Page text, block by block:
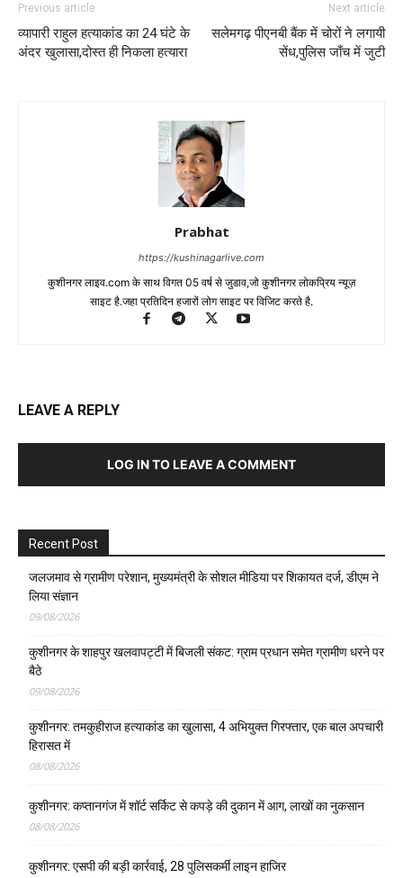
Previous article
व्यापारी राहुल हत्याकांड का 24 घंटे के
अंदर खुलासा,दोस्त ही निकला हत्यारा
Next article
सलेमगढ़ पीएनबी बैंक में चोरों ने लगायी
सेंध,पुलिस जाँच में जुटी
Prabhat
https://kushinagarlive.com
कुशीनगर लाइव.com के साथ विगत 05 वर्ष से जुडाव,जो कुशीनगर लोकप्रिय न्यूज़
साइट है.जहा प्रतिदिन हजारों लोग साइट पर विजिट करते है.
LEAVE A REPLY
LOG IN TO LEAVE A COMMENT
Recent Post
जलजमाव से ग्रामीण परेशान, मुख्यमंत्री के सोशल मीडिया पर शिकायत दर्ज, डीएम ने
लिया संज्ञान
09/08/2026
कुशीनगर के शाहपुर खलवापट्टी में बिजली संकट: ग्राम प्रधान समेत ग्रामीण धरने पर
बैठे
09/08/2026
कुशीनगर: तमकुहीराज हत्याकांड का खुलासा, 4 अभियुक्त गिरफ्तार, एक बाल अपचारी
हिरासत में
08/08/2026
कुशीनगर: कप्तानगंज में शॉर्ट सर्किट से कपड़े की दुकान में आग, लाखों का नुकसान
08/08/2026
कुशीनगर: एसपी की बड़ी कार्रवाई, 28 पुलिसकर्मी लाइन हाजिर